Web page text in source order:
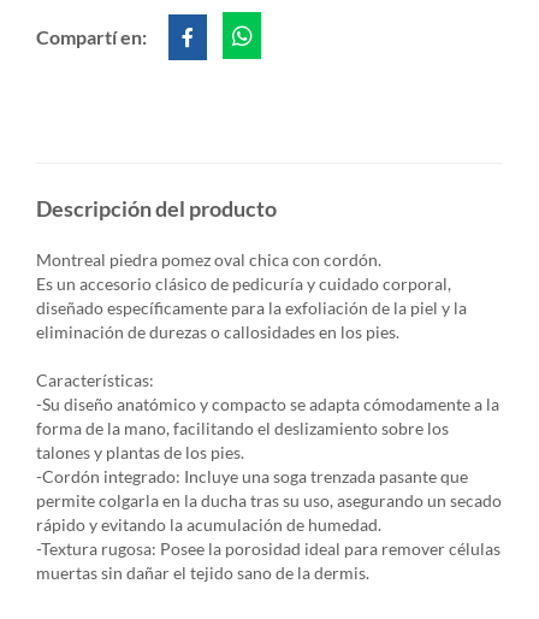
Compartí en:
Descripción del producto
Montreal piedra pomez oval chica con cordón.
Es un accesorio clásico de pedicuría y cuidado corporal,
diseñado específicamente para la exfoliación de la piel y la
eliminación de durezas o callosidades en los pies.
Características:
-Su diseño anatómico y compacto se adapta cómodamente a la
forma de la mano, facilitando el deslizamiento sobre los
talones y plantas de los pies.
-Cordón integrado: Incluye una soga trenzada pasante que
permite colgarla en la ducha tras su uso, asegurando un secado
rápido y evitando la acumulación de humedad.
-Textura rugosa: Posee la porosidad ideal para remover células
muertas sin dañar el tejido sano de la dermis.